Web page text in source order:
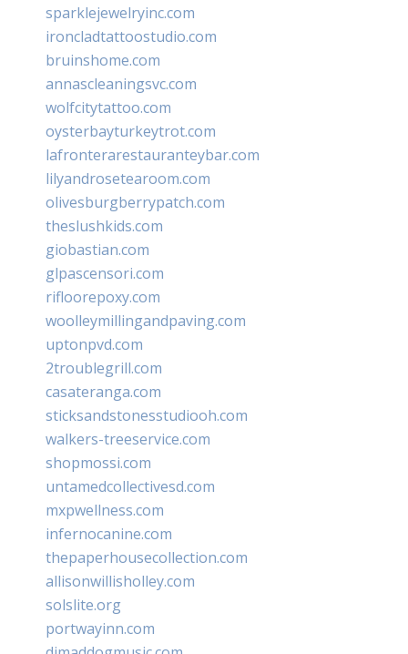
sparklejewelryinc.com
ironcladtattoostudio.com
bruinshome.com
annascleaningsvc.com
wolfcitytattoo.com
oysterbayturkeytrot.com
lafronterarestauranteybar.com
lilyandrosetearoom.com
olivesburgberrypatch.com
theslushkids.com
giobastian.com
glpascensori.com
rifloorepoxy.com
woolleymillingandpaving.com
uptonpvd.com
2troublegrill.com
casateranga.com
sticksandstonesstudiooh.com
walkers-treeservice.com
shopmossi.com
untamedcollectivesd.com
mxpwellness.com
infernocanine.com
thepaperhousecollection.com
allisonwillisholley.com
solslite.org
portwayinn.com